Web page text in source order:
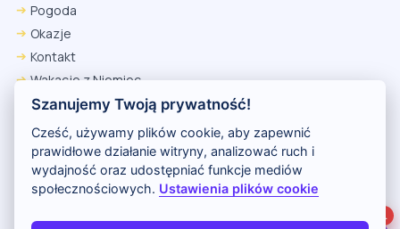
Pogoda
Okazje
Kontakt
Wakacje z Niemiec
Polityka Prywatności
Wakacje w Egipcie
Rankingi hoteli
1
Firefox
Ustawienia → Prywatność i bezpieczeństwo → Pliki cookie innych
firm → ustaw „Zezwalaj”.
Na czas rezerwacji nie blokuj cookies i śledzenia dla tej witryny.
Szanujemy Twoją prywatność!
Cześć, używamy plików cookie, aby zapewnić
prawidłowe działanie witryny, analizować ruch i
wydajność oraz udostępniać funkcje mediów
społecznościowych. Ustawienia plików cookie